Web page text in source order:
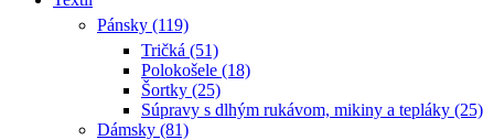
Pánsky (119)
Tričká (51)
Polokošele (18)
Šortky (25)
Súpravy s dlhým rukávom, mikiny a tepláky (25)
Dámsky (81)